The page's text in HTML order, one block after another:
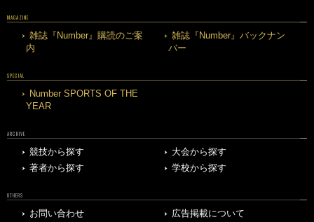
MAGAZINE
雑誌『Number』購読のご案
内
雑誌『Number』バックナン
バー
SPECIAL
Number SPORTS OF THE
YEAR
ARCHIVE
競技から探す
大会から探す
著者から探す
学校から探す
OTHERS
お問い合わせ 広告掲載について